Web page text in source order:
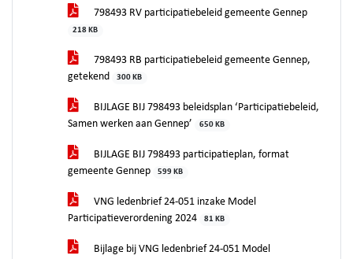
798493 RV participatiebeleid gemeente Gennep
218 KB
798493 RB participatiebeleid gemeente Gennep,
getekend
300 KB
BIJLAGE BIJ 798493 beleidsplan ‘Participatiebeleid,
Samen werken aan Gennep’
650 KB
BIJLAGE BIJ 798493 participatieplan, format
gemeente Gennep
599 KB
VNG ledenbrief 24-051 inzake Model
Participatieverordening 2024
81 KB
Bijlage bij VNG ledenbrief 24-051 Model